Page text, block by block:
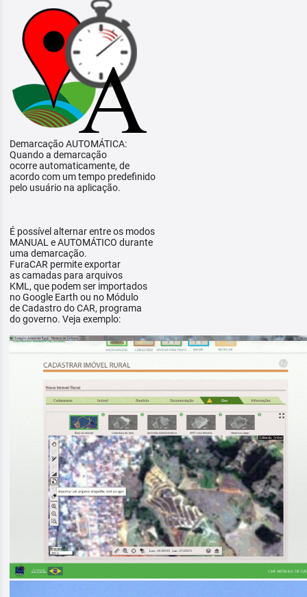
Demarcação AUTOMÁTICA:
Quando a demarcação
ocorre automaticamente, de
acordo com um tempo predefinido
pelo usuário na aplicação.
É possível alternar entre os modos
MANUAL e AUTOMÁTICO durante
uma demarcação.
FuraCAR permite exportar
as camadas para arquivos
KML, que podem ser importados
no Google Earth ou no Módulo
de Cadastro do CAR, programa
do governo. Veja exemplo: